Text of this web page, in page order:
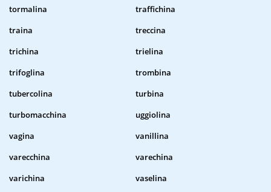
tormalina
traffichina
traina
treccina
trichina
trielina
trifoglina
trombina
tubercolina
turbina
turbomacchina
uggiolina
vagina
vanillina
varecchina
varechina
varichina
vaselina